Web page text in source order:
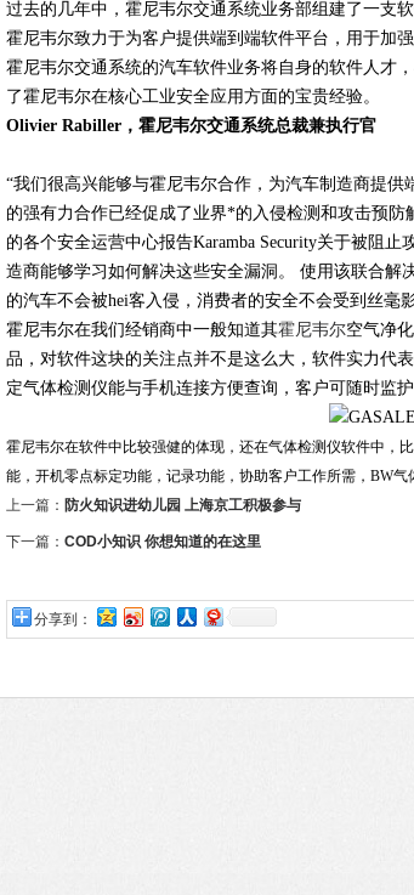
过去的几年中，霍尼韦尔交通系统业务部组建了一支
霍尼韦尔致力于为客户提供端到端软件平台，用于加
霍尼韦尔交通系统的汽车软件业务将自身的软件人才
了霍尼韦尔在核心工业安全应用方面的宝贵经验。
Olivier Rabiller，霍尼韦尔交通系统总裁兼执行官
“我们很高兴能够与霍尼韦尔合作，为汽车制造商提供
的强有力合作已经促成了业界*的入侵检测和攻击预
的各个安全运营中心报告Karamba Security关于被阻
造商能够学习如何解决这些安全漏洞。 使用该联合解
的汽车不会被hei客入侵，消费者的安全不会受到丝毫
霍尼韦尔在我们经销商中一般知道其霍尼韦尔空气净
品，对软件这块的关注点并不是这么大，软件实力代
定气体检测仪能与手机连接方便查询，客户可随时监
霍尼韦尔在软件中比较强健的体现，还在气体检测仪软件中，
能，开机零点标定功能，记录功能，协助客户工作所需，BW
上一篇： 防火知识进幼儿园 上海京工积极参与
下一篇： COD小知识 你想知道的在这里
分享到：